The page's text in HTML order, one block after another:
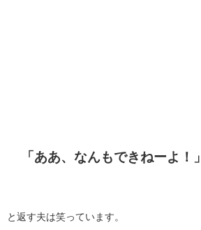
「ああ、なんもできねーよ！」
と返す夫は笑っています。